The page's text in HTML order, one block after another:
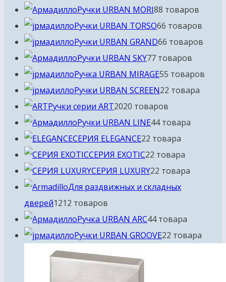
Ручки URBAN MORI88 товаров
Ручки URBAN TORSO66 товаров
Ручки URBAN GRAND66 товаров
Ручки URBAN SKY77 товаров
Ручка URBAN MIRAGE55 товаров
Ручки URBAN SCREEN22 товара
Ручки серии ART2020 товаров
Ручки URBAN LINE44 товара
СЕРИЯ ELEGANCE22 товара
СЕРИЯ EXOTIC22 товара
СЕРИЯ LUXURY22 товара
Для раздвижных и складных
дверей1212 товаров
Ручка URBAN ARC44 товара
Ручки URBAN GROOVE22 товара